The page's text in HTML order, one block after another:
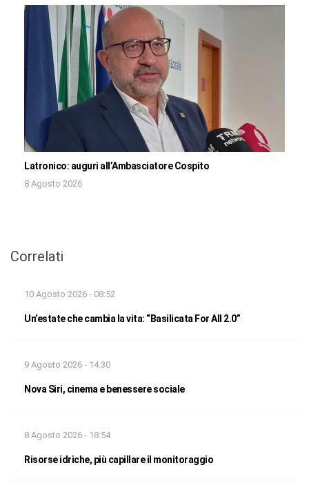
Latronico: auguri all’Ambasciatore Cospito
8 Agosto 2026
Correlati
10 Agosto 2026 - 08:52
Un’estate che cambia la vita: “Basilicata For All 2.0”
9 Agosto 2026 - 14:30
Nova Siri, cinema e benessere sociale
8 Agosto 2026 - 18:54
Risorse idriche, più capillare il monitoraggio